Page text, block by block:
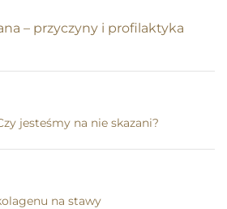
– przyczyny i profilaktyka
jesteśmy na nie skazani?
na stawy